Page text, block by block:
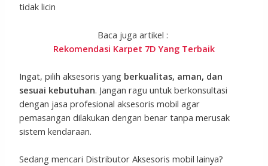
tidak licin
Baca juga artikel :
Rekomendasi Karpet 7D Yang Terbaik
Ingat, pilih aksesoris yang berkualitas, aman, dan
sesuai kebutuhan. Jangan ragu untuk berkonsultasi
dengan jasa profesional aksesoris mobil agar
pemasangan dilakukan dengan benar tanpa merusak
sistem kendaraan.
Sedang mencari Distributor Aksesoris mobil lainya?